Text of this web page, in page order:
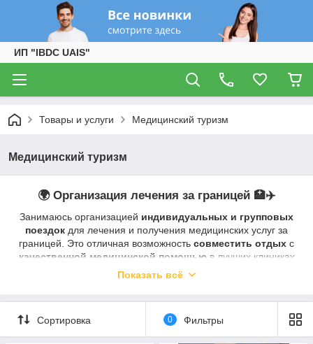
ИП "IBDC UAIS"
Товары и услуги Медицинский туризм
Медицинский туризм
🌍 Организация лечения за границей 🏥✈️
Занимаюсь организацией индивидуальных и групповых
поездок для лечения и получения медицинских услуг за
границей. Это отличная возможность совместить отдых с
качественной медицинской помощью в лучших клиниках
✅Подбор врача и клиникипод ваш диагноз и пожелания
✅
Честные и прозрачные цены
+ сравнение стоимости
услуг
Оформление медицинской визыдля пациента и
Показать всё
Сортировка 0 Фильтры